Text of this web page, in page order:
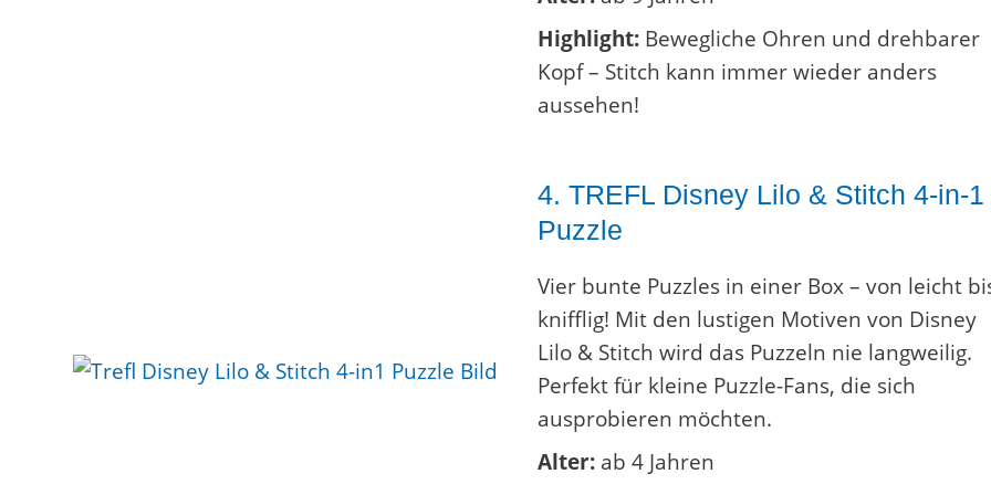
Highlight:Bewegliche Ohren und drehbarer
Kopf – Stitch kann immer wieder anders
aussehen!
4. TREFL Disney Lilo & Stitch 4-in-1
Puzzle
Vier bunte Puzzles in einer Box – von leicht
knifflig! Mit den lustigen Motiven von Disney
Lilo & Stitch wird das Puzzeln nie langweilig.
Perfekt für kleine Puzzle-Fans, die sich
ausprobieren möchten.
Alter:ab 4 Jahren